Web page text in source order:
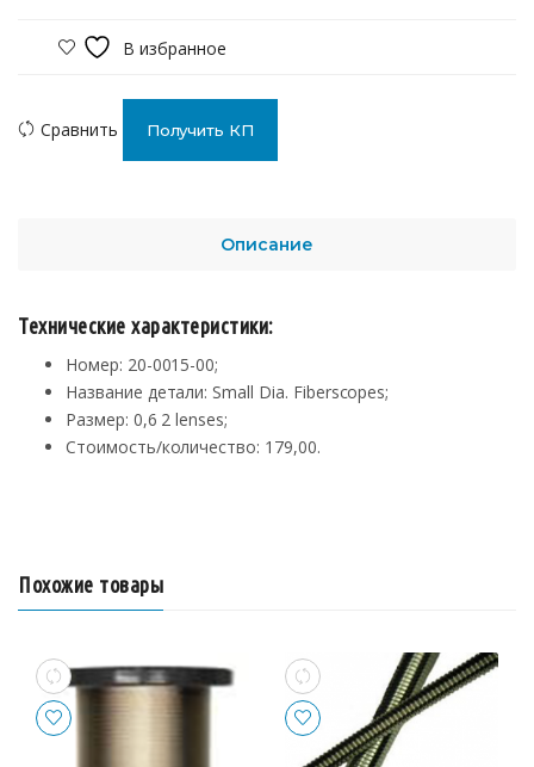
В избранное
Сравнить Получить КП
Описание
Технические характеристики:
Номер: 20-0015-00;
Название детали: Small Dia. Fiberscopes;
Размер: 0,6 2 lenses;
Стоимость/количество: 179,00.
Похожие товары